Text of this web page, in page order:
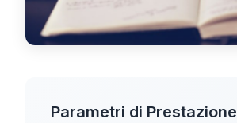
🇮🇹
Parametri di Prestazione